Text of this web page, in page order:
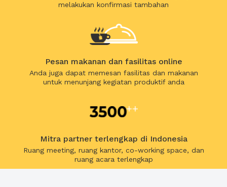
melakukan konfirmasi tambahan
Pesan makanan dan fasilitas online
Anda juga dapat memesan fasilitas dan makanan
untuk menunjang kegiatan produktif anda
Mitra partner terlengkap di Indonesia
Ruang meeting, ruang kantor, co-working space, dan
ruang acara terlengkap